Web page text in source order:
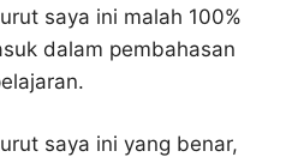
saya ini malah 100%
dalam pembahasan
saya ini yang benar,